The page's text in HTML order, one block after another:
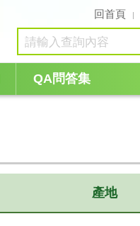
回首頁
QA問答集
產地